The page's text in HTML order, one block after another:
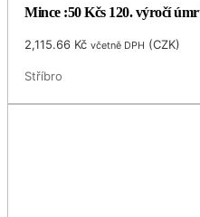
Mince :50 Kčs 120. výročí
2,115.66 Kč včetně DPH (CZK)
Stříbro